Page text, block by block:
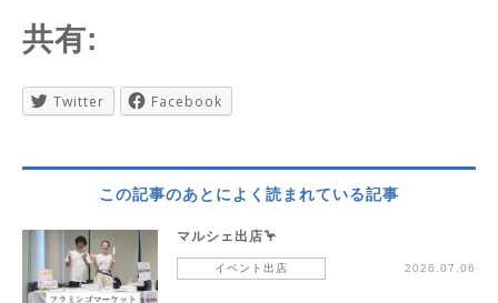
共有:
Twitter Facebook
この記事のあとによく読まれている記事
マルシェ出店🦩
イベント出店 2026.07.06